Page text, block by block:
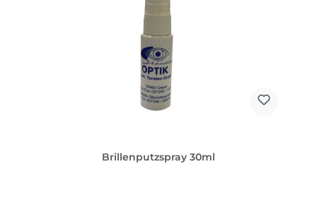
Brillenputzspray 30ml